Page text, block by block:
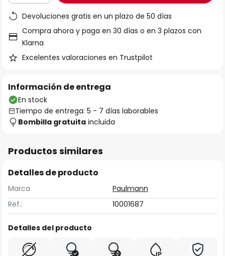
Devoluciones gratis en un plazo de 50 días
Compra ahora y paga en 30 días o en 3 plazos con
Klarna
Excelentes valoraciones en Trustpilot
Información de entrega
En stock
Tiempo de entrega: 5 - 7 días laborables
Bombilla gratuita incluida
Productos similares
Detalles de producto
Marca
Paulmann
Ref.:
10001687
Detalles del producto